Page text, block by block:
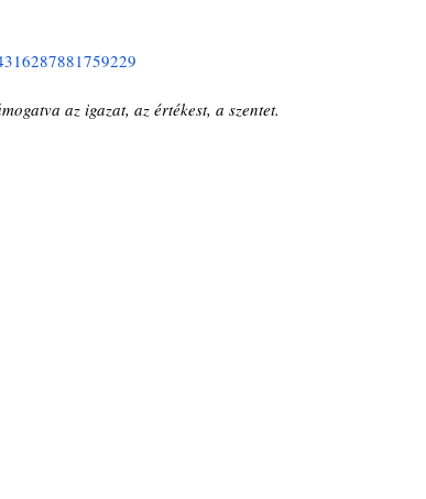
az igazat, az értékest, a szentet.